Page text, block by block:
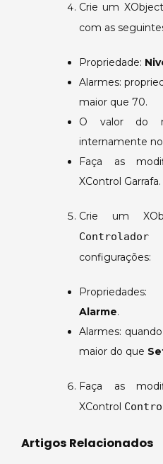
Crie um
com as
Propriedade:
Alarmes:
maior que 70.
O valor do
internamente
Faça as
XControl Garrafa.
Crie um
Controlador
configurações:
Propriedades:
Alarme.
Alarmes:
maior do que
Faça as
XControl
Artigos Relacionados